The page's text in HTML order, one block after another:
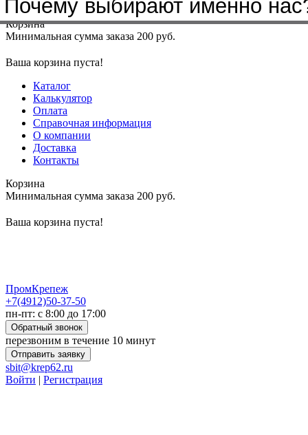
Меню+7(4912)50-37-50sbit@krep62.ru
Корзина
Минимальная сумма заказа 200 руб.
Ваша корзина пуста!
Каталог
Калькулятор
Оплата
Справочная информация
О компании
Доставка
Контакты
Корзина
Минимальная сумма заказа 200 руб.
Ваша корзина пуста!
ПромКрепеж
+7(4912)50-37-50
пн-пт: с 8:00 до 17:00
Обратный звонок
перезвоним в течение 10 минут
Отправить заявку
sbit@krep62.ru
Войти | Регистрация
Почему выбирают именно